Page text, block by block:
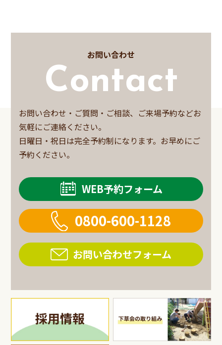
お問い合わせ
Contact
お問い合わせ・ご質問・ご相談、ご来場予約などお
気軽にご連絡ください。
日曜日・祝日は完全予約制になります。お早めにご
予約ください。
WEB予約フォーム
0800-600-1128
お問い合わせフォーム